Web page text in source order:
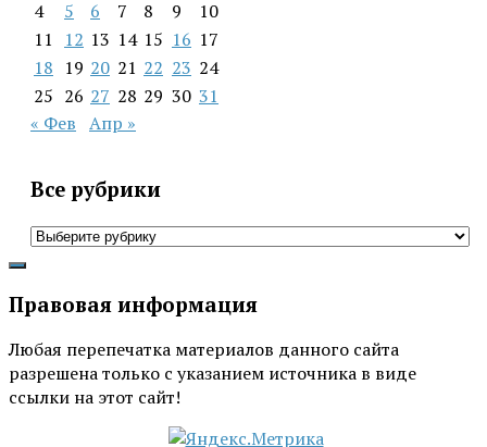
4
5 6 7 8 9
10
11
12 13 14 15 16 17
18 19 20 21 22 23 24
25 26 27 28 29 30 31
« Фев Апр »
Все рубрики
Все
Правовая информация
Любая перепечатка материалов данного сайта
разрешена только с указанием источника в виде
ссылки на этот сайт!